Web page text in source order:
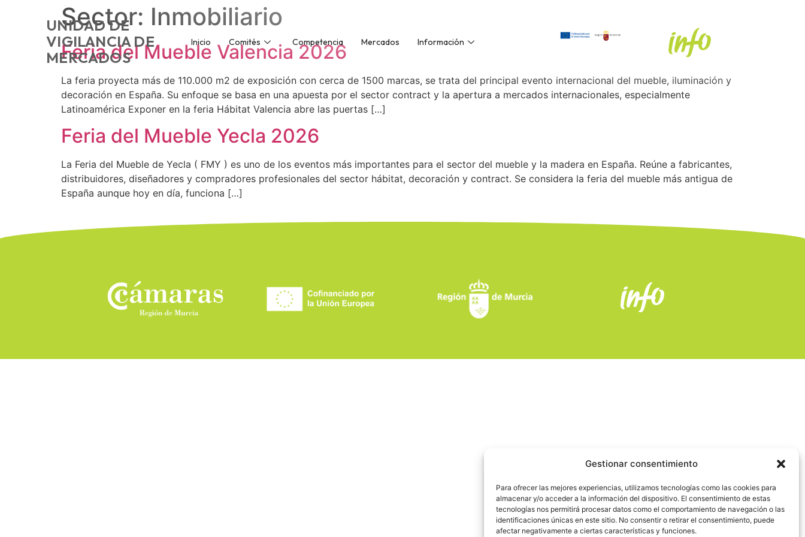
Gestionar consentimiento
Para ofrecer las mejores experiencias, utilizamos tecnologías como las cookies para
almacenar y/o acceder a la información del dispositivo. El consentimiento de estas
tecnologías nos permitirá procesar datos como el comportamiento de navegación o las
identificaciones únicas en este sitio. No consentir o retirar el consentimiento, puede
afectar negativamente a ciertas características y funciones.
UNIDAD DE
VIGILANCIA DE
MERCADOS
Inicio Comités Competencia Mercados Información
Sector: Inmobiliario
Feria del Mueble Valencia 2026
La feria proyecta más de 110.000 m2 de exposición con cerca de 1500 marcas, se trata del principal evento internacional del mueble, iluminación y
decoración en España. Su enfoque se basa en una apuesta por el sector contract y la apertura a mercados internacionales, especialmente
Latinoamérica Exponer en la feria Hábitat Valencia abre las puertas […]
Feria del Mueble Yecla 2026
La Feria del Mueble de Yecla ( FMY ) es uno de los eventos más importantes para el sector del mueble y la madera en España. Reúne a fabricantes,
distribuidores, diseñadores y compradores profesionales del sector hábitat, decoración y contract. Se considera la feria del mueble más antigua de
España aunque hoy en día, funciona […]